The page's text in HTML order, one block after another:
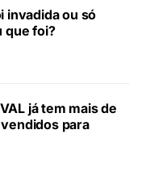
invadida ou só
que foi?
já tem mais de
para